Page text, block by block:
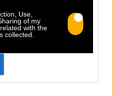
Use,
of my
with the
collected.
LES